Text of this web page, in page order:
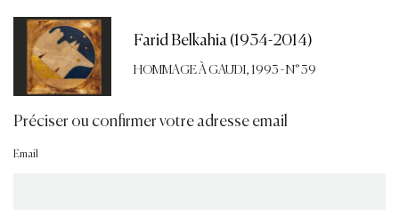
Farid Belkahia (1934-2014)
HOMMAGE À GAUDI, 1993 - N° 39
Préciser ou confirmer votre adresse email
Email